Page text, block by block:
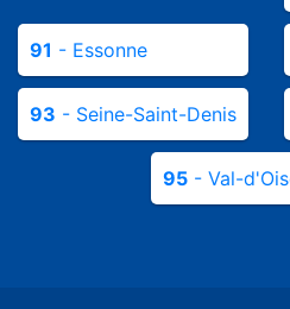
91 - Essonne
93 - Seine-Saint-Denis
95 - Val-